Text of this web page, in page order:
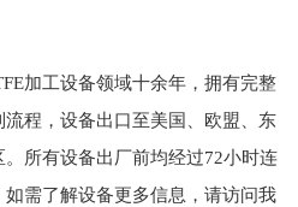
加工设备领域十余年，拥有完整
程，设备出口至美国、欧盟、东
所有设备出厂前均经过72小时连
需了解设备更多信息，请访问我